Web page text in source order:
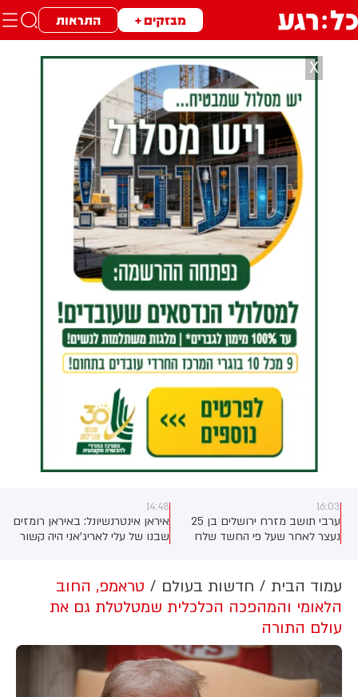
מבזקים + התראות
X
16:03
ערבי תושב מזרח ירושלים בן 25
נעצר לאחר שעל פי החשד שלח
האיומים הועלתה רמת האיום על
חבר הכנסת ותוגברה האבטחה
סביבו
14:48
איראן אינטרנשיונל: באיראן רומזים
שבנו של עלי לאריג'אני היה קשור
הלאומי של הפרלמנט, אמר כי מידע
שנמסר לו "מצביע על כך" ששיחת
טלפון שבה היה מעורב בנו של
התקיפה - ובכך נחשף מיקומו של
אביו. סוכנות הידיעות האיראנית
מיזאן טוענת כי החקירה המשפטית
לא תומכת בגרסה הזו
עמוד הבית חדשות בעולם
טראמפ, החוב
הלאומי והמהפכה הכלכלית שמטלטלת גם את
עולם התורה